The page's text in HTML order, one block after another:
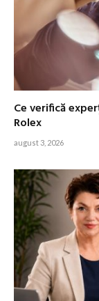
Ce verifică
Rolex
august 3, 2026